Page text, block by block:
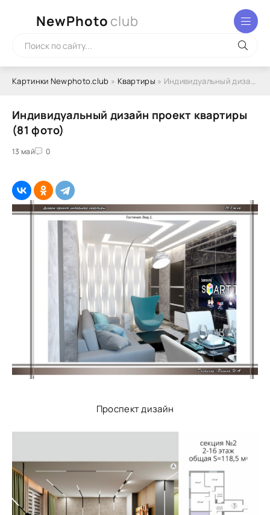
NewPhoto club
Картинки Newphoto.club » Квартиры » Индивидуальный дизайн проект квартиры (81 фото)
Индивидуальный дизайн проект квартиры
(81 фото)
13 май 0
Проспект дизайн